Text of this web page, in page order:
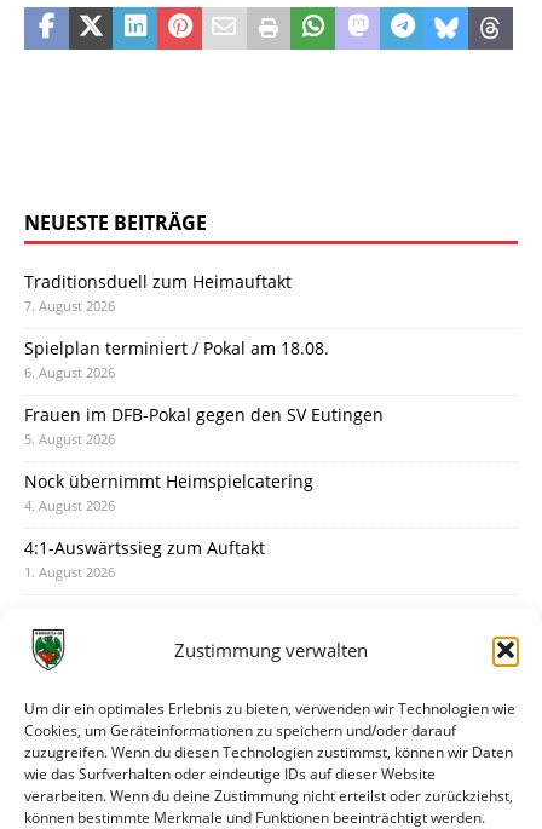
Zustimmung verwalten
Um dir ein optimales Erlebnis zu bieten, verwenden wir Technologien wie
Cookies, um Geräteinformationen zu speichern und/oder darauf
zuzugreifen. Wenn du diesen Technologien zustimmst, können wir Daten
wie das Surfverhalten oder eindeutige IDs auf dieser Website
verarbeiten. Wenn du deine Zustimmung nicht erteilst oder zurückziehst,
können bestimmte Merkmale und Funktionen beeinträchtigt werden.
NEUESTE BEITRÄGE
Traditionsduell zum Heimauftakt
7. August 2026
Spielplan terminiert / Pokal am 18.08.
6. August 2026
Frauen im DFB-Pokal gegen den SV Eutingen
5. August 2026
Nock übernimmt Heimspielcatering
4. August 2026
4:1-Auswärtssieg zum Auftakt
1. August 2026
31. Juli 2026
30. Juli 2026
Deine Spielminute: 89+1
28. Juli 2026
Neuer Rückensponsor